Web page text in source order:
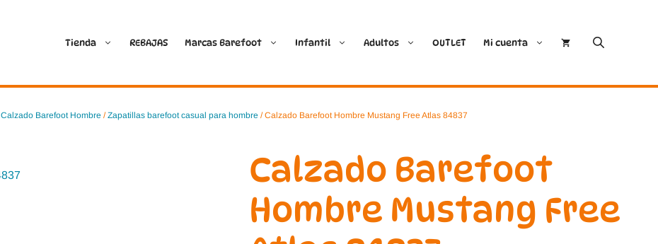
Tienda REBAJAS Marcas Barefoot
Ballop Batilas Cóndor
Deditos
Demax
Dodo Shoes
Igor
Infantil Adultos OUTLET Mi cuenta
Calzado Barefoot Hombre /Zapatillas barefoot casual para hombre / Calzado Barefoot Hombre Mustang Free Atlas 84837
Calzado Barefoot
Hombre Mustang Free